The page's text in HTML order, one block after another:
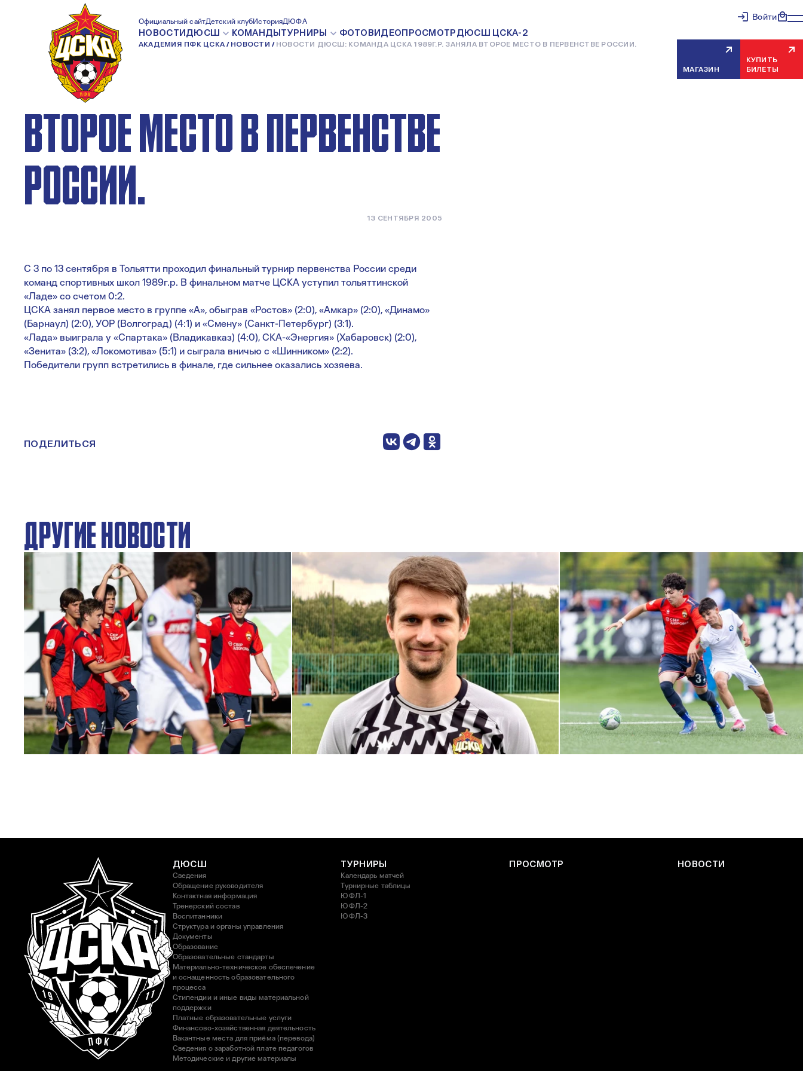
Официальный сайтДетский клубИсторияДЮФА
НОВОСТИДЮСШ КОМАНДЫТУРНИРЫ ФОТОВИДЕОПРОСМОТРДЮСШ ЦСКА-2
АКАДЕМИЯ ПФК ЦСКА НОВОСТИ НОВОСТИ ДЮСШ: КОМАНДА ЦСКА 1989Г.Р. ЗАНЯЛА ВТОРОЕ МЕСТО В ПЕРВЕНСТВЕ РОССИИ.
Войти
МАГАЗИН
КУПИТЬ
БИЛЕТЫ
НОВОСТИ ДЮСШ: КОМАНДА
ЦСКА 1989Г.Р. ЗАНЯЛА
ВТОРОЕ МЕСТО В ПЕРВЕНСТВЕ
РОССИИ.
13 СЕНТЯБРЯ 2005
С 3 по 13 сентября в Тольятти проходил финальный турнир первенства России среди
команд спортивных школ 1989г.р. В финальном матче ЦСКА уступил тольяттинской
«Ладе» со счетом 0:2.
ЦСКА занял первое место в группе «А», обыграв «Ростов» (2:0), «Амкар» (2:0), «Динамо»
(Барнаул) (2:0), УОР (Волгоград) (4:1) и «Смену» (Санкт-Петербург) (3:1).
«Лада» выиграла у «Спартака» (Владикавказ) (4:0), СКА-«Энергия» (Хабаровск) (2:0),
«Зенита» (3:2), «Локомотива» (5:1) и сыграла вничью с «Шинником» (2:2).
Победители групп встретились в финале, где сильнее оказались хозяева.
ПОДЕЛИТЬСЯ
ДРУГИЕ НОВОСТИ
ЮФЛ: Московское дерби на «Октябре»
3 АВГУСТА 2026 14:15
С возвращением в родной клуб, Антон Александрович!
27 ИЮЛЯ 2026 14:40
ЮФЛ: Армейцы приняли «Чертаново»
ДЮСШ
Сведения
Обращение руководителя
Контактная информация
Тренерский состав
Воспитанники
Структура и органы управления
Документы
Образование
Образовательные стандарты
Материально-техническое обеспечение
и оснащенность образовательного
процесса
Стипендии и иные виды материальной
поддержки
Платные образовательные услуги
Финансово-хозяйственная деятельность
Вакантные места для приёма (перевода)
Сведения о заработной плате педагогов
Методические и другие материалы
ТУРНИРЫ
Календарь матчей
Турнирные таблицы
ЮФЛ-1
ЮФЛ-2
ЮФЛ-3
ПРОСМОТР НОВОСТИ